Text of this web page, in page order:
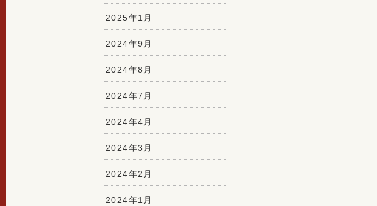
2025年1月
2024年9月
2024年8月
2024年7月
2024年4月
2024年3月
2024年2月
2024年1月